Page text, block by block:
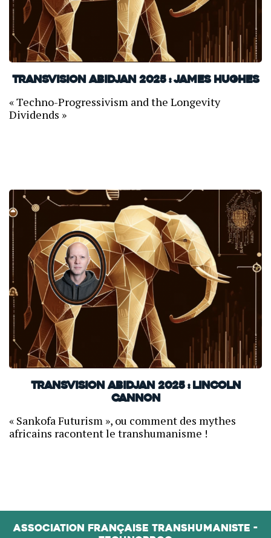
TransVision Abidjan 2025 : James Hughes
« Techno-Progressivism and the Longevity
Dividends »
TransVision Abidjan 2025 : Lincoln
Cannon
« Sankofa Futurism », ou comment des mythes
africains racontent le transhumanisme !
Association Française Transhumaniste -